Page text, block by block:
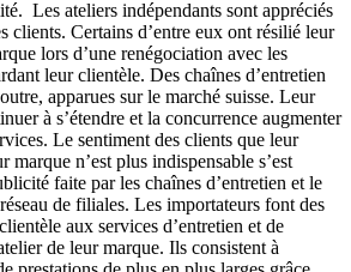
Les ateliers indépendants sont appréciés
clients. Certains d’entre eux ont résilié leur
lors d’une renégociation avec les
leur clientèle. Des chaînes d’entretien
apparues sur le marché suisse. Leur
à s’étendre et la concurrence augmenter
Le sentiment des clients que leur
marque n’est plus indispensable s’est
faite par les chaînes d’entretien et le
de filiales. Les importateurs font des
aux services d’entretien et de
de leur marque. Ils consistent à